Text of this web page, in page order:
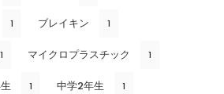
1 ブレイキン 1
1 マイクロプラスチック 1
1 中学2年生 1